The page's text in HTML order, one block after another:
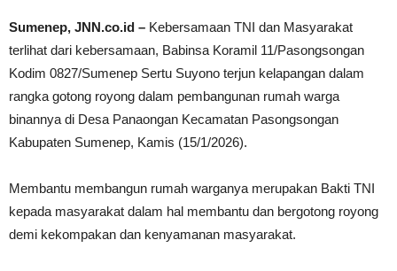
Sumenep, JNN.co.id – Kebersamaan TNI dan Masyarakat
terlihat dari kebersamaan, Babinsa Koramil 11/Pasongsongan
Kodim 0827/Sumenep Sertu Suyono terjun kelapangan dalam
rangka gotong royong dalam pembangunan rumah warga
binannya di Desa Panaongan Kecamatan Pasongsongan
Kabupaten Sumenep, Kamis (15/1/2026).
Membantu membangun rumah warganya merupakan Bakti TNI
kepada masyarakat dalam hal membantu dan bergotong royong
demi kekompakan dan kenyamanan masyarakat.